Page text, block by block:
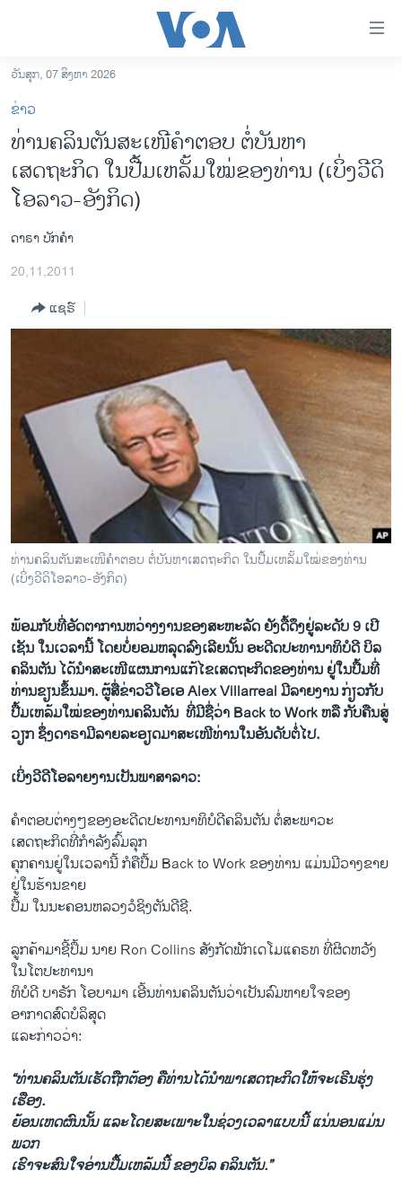
ເຂົ້າ
ຫາ
ຂ້າມ
ຂ້າມ
ຂ້າມ
ໄປ
ຫາ
ຊອກ
ລາວ
ການເລືອກຕັ້ງ ປະທານາທີບໍດີ ສະຫະລັດ 2024
ອິດສະຫຼະພາບດ້ານການຂ່າວ
ຊຸມຊົນຊາວລາວ
ວິທະຍາສາດ-ເທັກໂນໂລຈີ
ທຸລະກິດ
ພາສາອັງກິດ
ວີດີໂອ
ສຽງ
ລາຍການກະຈາຍສຽງ
ລາຍງານ
ພາສາຕ່າງໆ
ວັນສຸກ, 07 ສິງຫາ 2026
ຂ່າວ
ທ່ານຄລິນຕັນສະເໜີຄໍາຕອບ ຕໍ່ບັນຫາ
ເສດຖະກິດ ໃນປື້ມເຫລັ້ມໃໝ່ຂອງທ່ານ (ເບິ່ງວີດິ
ໂອລາວ-ອັງກິດ)
ດາຣາ ບັກຄໍາ
20,11,2011
ແຊຣ໌
ທ່ານຄລິນຕັນສະເໜີຄໍາຕອບ ຕໍ່ບັນຫາເສດຖະກິດ ໃນປື້ມເຫລັ້ມໃໝ່ຂອງທ່ານ
(ເບິ່ງວີດິໂອລາວ-ອັງກິດ)
ພ້ອມ​ກັບ​ທີ່​​ອັດຕາ​ການຫ​ວ່າງ​ງານຂອງ​ສະຫະລັດ ຍັງ​ດື້​ດຶງຢູ່ລະດັບ 9 ​ເປີ​
ເຊັນ​ ​ໃນ​ເວລາ​ນີ້ ​ໂດຍ​ບໍ່​ຍອມ​ຫລຸດ​ລົງ​ເລີຍ​ນັ້ນ ອະດີດປະທານາທິບໍດີ ບິ​ລ
ຄລິນ​ຕັນ ​ໄດ້​ນໍາ​ສະ​ເໜີ​ແຜນການ​ແກ້​ໄຂ​ເສດຖະກິດ​ຂອງ​ທ່ານ​ ຢູ່​ໃນ​ປື້​ມທີ່​
ທ່ານ​ຂຽນ​ຂຶ້ນ​ມາ. ຜູ້​ສື່​ຂ່າວ​ວີ​ໂອ​ເອ Alex Villarreal ມີ​ລາຍ​ງານ ກ່ຽວ​ກັບ​
ປື້​ມ​​ເຫລ້ມໃໝ່ຂອງ​ທ່ານ​ຄລິນ​ຕັນ ​ ທີ່​ມີ​ຊື່ວ່າ Back to Work ຫລື ກັບ​ຄືນ​ສູ່​
ວຽກ ຊຶ່ງ​ດາຣາມີລາຍ​ລະອຽດມາສະ​ເໜີ​ທ່ານ​ໃນ​ອັນ​ດັບ​ຕໍ່​ໄປ.
ເບິ່ງວີດີໂອລາຍງານເປັນພາສາລາວ:
ຄໍາ​ຕອບ​ຕ່າງໆ​ຂອງ​ອະດີດ​ປະທານາທິບໍດີຄລິນ​ຕັນ ຕໍ່​ສະພາວະ​
ເສດຖະກິດທີ່​ກໍາລັງ​ລົ້ມລຸກ
ຄຸກຄານ​ຢູ່​ໃນ​ເວລາ​ນີ້ ກໍ​ຄືປື້​ມ Back to Work ຂອງທ່ານ ແມ່ນ​ມີ​ວາງ​ຂາຍ​
ຢູ່​ໃນ​ຮ້ານ​ຂາຍ
ປື້​ມ ​ໃນ​ນະຄອນຫລວງ​ວໍ​ຊິງ​ຕັນ​ດີ​ຊີ.
ລູກ​ຄ້າມາ​ຊີ້​ປຶ້ມ​ ນາຍ Ron Collins ​ສັງກັດ​ພັກ​ເດໂມ​ແຄຣທ ທີ່​ຜິດ​ຫວັງ​
ໃນ​ໂຕປະທານາ
ທິບໍດີ ບາຣັກ ​ໂອ​ບາ​ມາ ເອີ້ນ​ທ່ານ​ຄລິນ​ຕັນ​ວ່າ​ເປັນລົມ​ຫາຍ​ໃຈ​ຂອງ
ອາກາດ​ສົດບໍລິສຸດ
ແລະກ່າວ​ວ່າ:
“ທ່ານ​ຄລິນ​ຕັນ​ເຮັດ​ຖືກຕ້ອງຄື​ທ່ານ​ໄດ້​ນໍາພາ​ເສດຖະກິດ​ໃຫ້​ຈະ​ເຣີນຮຸ່ງ​
ເຮືອງ.
ຍ້ອນ​ເຫດຜົນນັ້ນ ​ແລະ​ໂດຍ​ສະ​ເພາະໃນ​ຊ່ວງເວລາແບບ​ນີ້ແນ່ນອນແມ່ນ
ພວກ
ເຮົາ​ຈະ​ສົນ​ໃຈ​ອ່ານ​ປື້​ມ​ເຫລ້ມນີ້ຂອງ​ບິ​ລ ຄລິນ​ຕັນ.”